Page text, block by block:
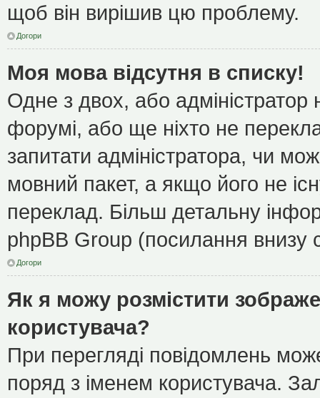
щоб він вирішив цю проблему.
Догори
Моя мова відсутня в списку!
Одне з двох, або
форумі, або ще ніхто не
запитати адміністратора, чи
мовний пакет, а якщо його не
переклад. Більш детальну
phpBB Group (посилання внизу
Догори
Як я можу розмістити
користувача?
При перегляді повідомлень
поряд з іменем користувача.